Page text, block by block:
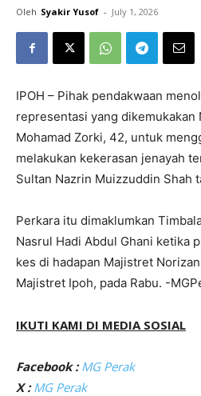
Oleh Syakir Yusof - July 1, 2026
IPOH – Pihak pendakwaan
representasi yang dikemukakan
Mohamad Zorki, 42, untuk
melakukan kekerasan jenayah
Sultan Nazrin Muizzuddin Shah
Perkara itu dimaklumkan
Nasrul Hadi Abdul Ghani ketika
kes di hadapan Majistret
Majistret Ipoh, pada Rabu. -
IKUTI KAMI DI MEDIA SOSIAL
Facebook : MG Perak
X : MG Perak